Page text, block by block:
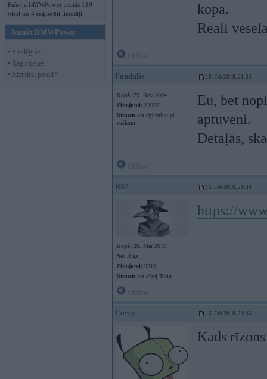
Pašreiz BMWPower skatās 119
viesi un 4 reģistrēti lietotāji.
Ienākt BMWPower
• Pieslēgties
• Reģistrēties
• Aizmirsi paroli?
kopa.
Reali
Fandulis 16. Feb 2018, 21:33
Kopš: 29. Nov 2004
Ziņojumi: 13928
Braucu ar: sipisnīku pi
vuškom
Eu, bet
aptuveni.
Detaļās,
RS7 16. Feb 2018, 21:34
Kopš: 20. Mar 2010
No: Rīga
Ziņojumi: 9319
Braucu ar: dīzeļ Teslu
https://
Corey 16. Feb 2018, 21:36
Kads